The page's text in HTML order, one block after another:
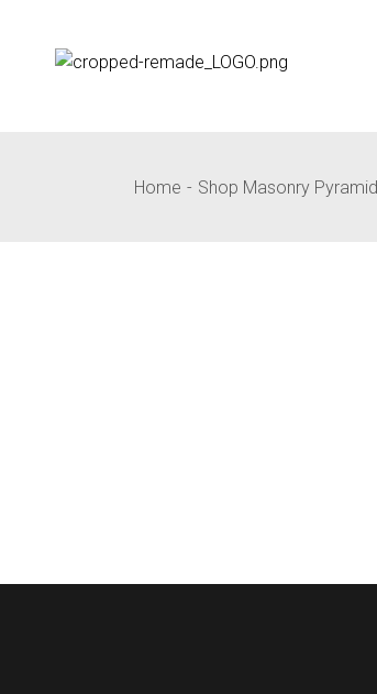
Home Shop Masonry Pyramid